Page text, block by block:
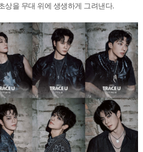
상을 무대 위에 생생하게 그려낸다.